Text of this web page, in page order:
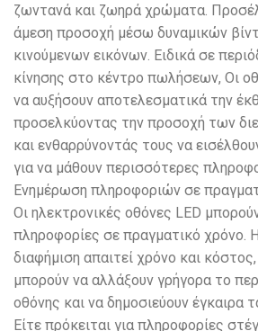
ζωντανά και ζωηρά χρώματα.
άμεση προσοχή μέσω δυναμικών
κινούμενων εικόνων. Ειδικά σε
κίνησης στο κέντρο πωλήσεων, Οι
να αυξήσουν αποτελεσματικά την
προσελκύοντας την προσοχή των
και ενθαρρύνοντάς τους να
για να μάθουν περισσότερες
Ενημέρωση πληροφοριών σε
Οι ηλεκτρονικές οθόνες LED
πληροφορίες σε πραγματικό χρόνο.
διαφήμιση απαιτεί χρόνο και
μπορούν να αλλάξουν γρήγορα το
οθόνης και να δημοσιεύουν έγκαιρα
Είτε πρόκειται για πληροφορίες